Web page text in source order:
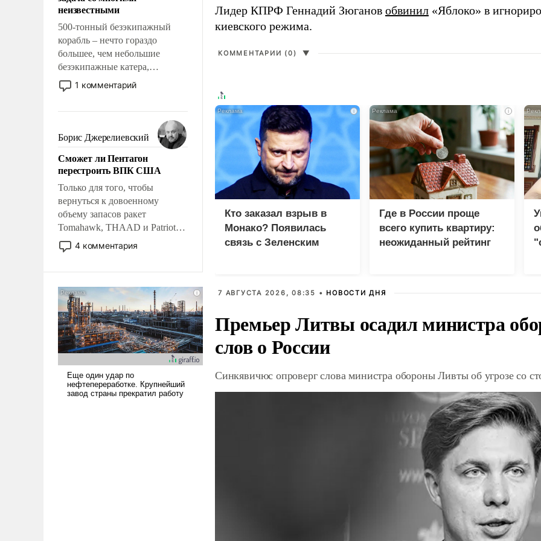
неизвестными
500-тонный безэкипажный
корабль – нечто гораздо
большее, чем небольшие
безэкипажные катера,
применение которых уже
стало обыденностью. Задача по
сложна и амбициозна. Однако
и ее реализация радикально
поднимет наши боевые
возможности.
1 комментарий
Борис Джерелиевский
Сможет ли Пентагон
перестроить ВПК США
Только для того, чтобы
вернуться к довоенному
объему запасов ракет
Tomahawk, THAAD и Patriot
США потребуется более трех
лет. Даже небольшая война с
Сложившаяся ситуация
означает многолетний период
уязвимости США, например,
перед Китаем.
4 комментария
Лидер КПРФ Геннадий Зюганов обвинил «Яблоко» в
киевского режима.
КОММЕНТАРИИ (0) ▼
i
Кто заказал взрыв в
Монако? Появилась
связь с Зеленским
i
Где в России проще
всего купить квартиру:
неожиданный рейтинг
7 АВГУСТА 2026, 08:35 • НОВОСТИ ДНЯ
Премьер Литвы осадил министра
слов о России
Синкявичюс опроверг слова министра обороны Ливты об угрозе со